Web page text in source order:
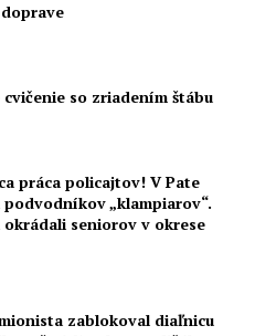
so zriadením štábu
práca policajtov! V Pate
„klampiarov“.
okrádali seniorov v okrese
zablokoval diaľnicu